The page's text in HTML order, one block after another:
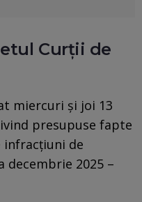
Curții de
miercuri și joi 13
presupuse fapte
infracțiuni de
decembrie 2025 –